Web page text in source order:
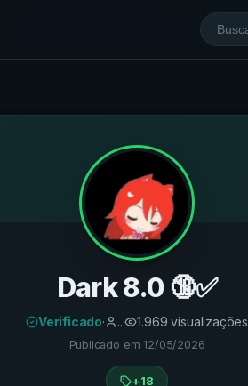
Dark 8.0 🔞✅
Verificado· ..· 1.969 visualizações
Publicado em 12/05/2026
+18